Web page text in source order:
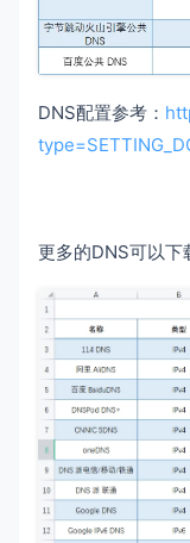
DNS配置参考：
更多的DNS可以下